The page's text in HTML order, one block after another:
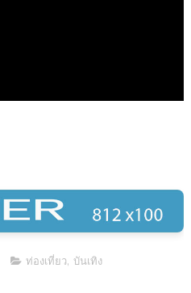
ท่องเที่ยว, บันเทิง